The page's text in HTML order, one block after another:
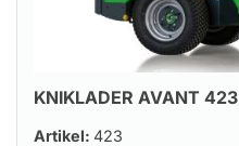
KNIKLADER AVANT 423
Artikel: 423